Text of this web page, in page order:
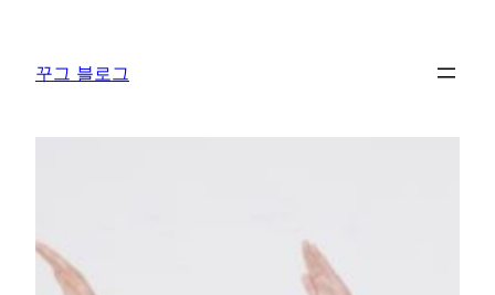
꾸그 블로그